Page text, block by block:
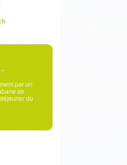
par un
de
du